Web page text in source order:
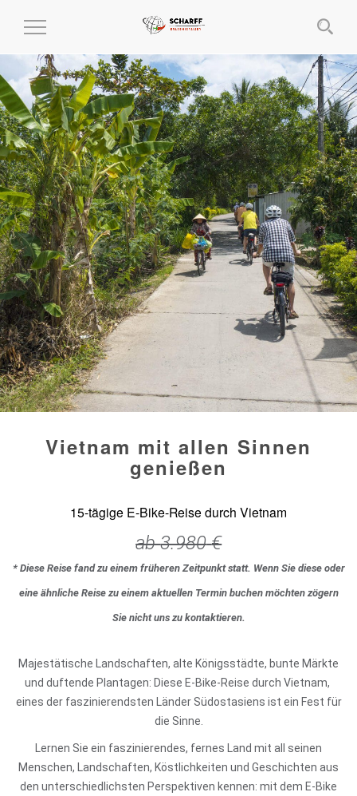
MENÜ
UND
AUSKLAPPEN
Vietnam mit allen Sinnen
genießen
15-tägige E-Bike-Reise durch Vietnam
ab3.980 €
* Diese Reise fand zu einem früheren Zeitpunkt statt. Wenn Sie diese oder
eine ähnliche Reise zu einem aktuellen Termin buchen möchten zögern
Sie nicht uns zu kontaktieren.
Majestätische Landschaften, alte Königsstädte, bunte Märkte
und duftende Plantagen: Diese E-Bike-Reise durch Vietnam,
eines der faszinierendsten Länder Südostasiens ist ein Fest für
die Sinne.
Lernen Sie ein faszinierendes, fernes Land mit all seinen
Menschen, Landschaften, Köstlichkeiten und Geschichten aus
den unterschiedlichsten Perspektiven kennen: mit dem E-Bike